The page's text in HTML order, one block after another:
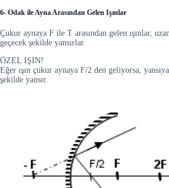
6- Odak ile Ayna Arasından Gelen Işınlar
Çukur aynaya F ile T arasından gelen ışınlar,
geçecek şekilde yansırlar.
ÖZEL IŞIN!
Eğer ışın çukur aynaya F/2 den geliyorsa,
şekilde yansır.